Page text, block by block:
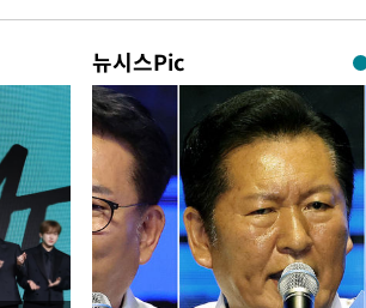
뉴시스Pic